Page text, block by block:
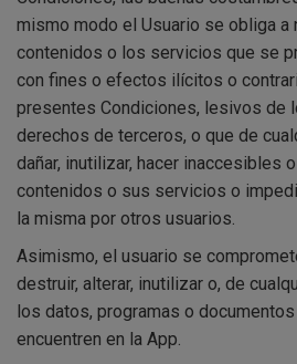
mismo modo el Usuario se obliga a
contenidos o los servicios que se
con fines o efectos ilícitos o
presentes Condiciones, lesivos de
derechos de terceros, o que de
dañar, inutilizar, hacer inaccesibles
contenidos o sus servicios o
la misma por otros usuarios.
Asimismo, el usuario se
destruir, alterar, inutilizar o, de
los datos, programas o
encuentren en la App.